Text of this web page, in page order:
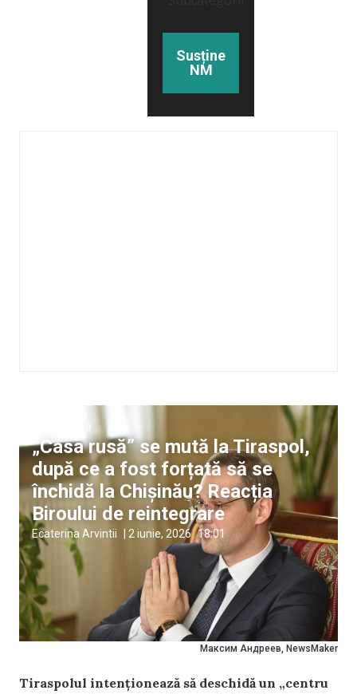
Susține
NM
Максим Андреев, NewsMaker
„Casa rusă” se mută la Tiraspol,
după ce a fost forțată să se
închidă la Chișinău? Reacția
Biroului de reintegrare
Ecaterina Arvintii 2 iunie, 2026 18:01
Tiraspolul intenționează să deschidă un „centru